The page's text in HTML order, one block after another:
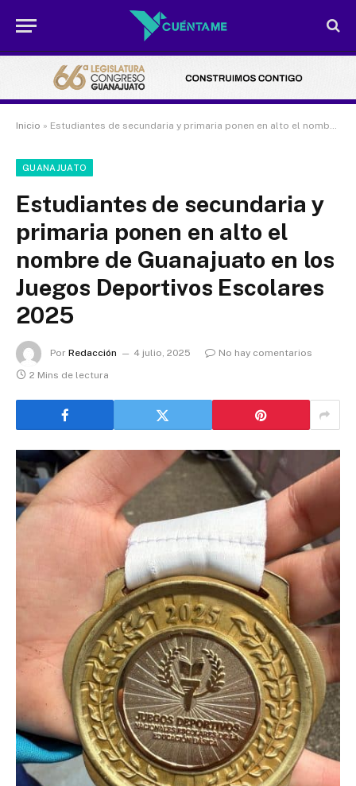
Inicio » Estudiantes de secundaria y primaria ponen en alto el nombre de Guanajuato en los Juegos Deportivos Escolares 2025
GUANAJUATO
Estudiantes de secundaria y
primaria ponen en alto el
nombre de Guanajuato en los
Juegos Deportivos Escolares
2025
Por Redacción 4 julio, 2025
No hay comentarios
2 Mins de lectura